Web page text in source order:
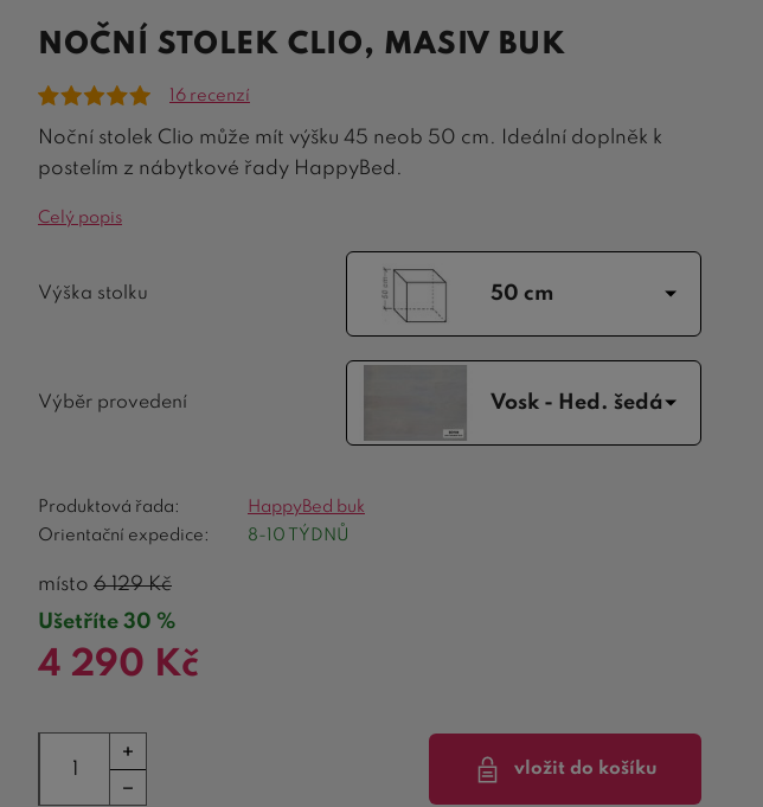
NOČNÍ STOLEK CLIO, MASIV BUK
16 recenzí
Noční stolek Clio může mít výšku 45 neob 50 cm. Ideální doplněk k
postelím z nábytkové řady HappyBed.
Celý popis
Výška stolku 50 cm
Výběr provedení Vosk - Hed. šedá
Produktová řada:
HappyBed buk
Orientační expedice:
8-10 TÝDNŮ
místo 6 129Kč
Ušetříte 30 %
4 290 Kč
vložit do košíku